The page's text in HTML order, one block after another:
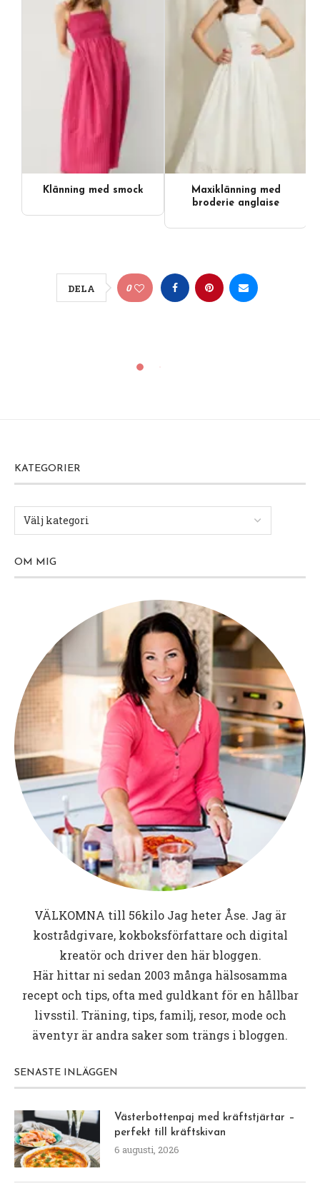
Klänning med smock
Maxiklänning med
broderie anglaise
DELA 0
KATEGORIER
OM MIG
VÄLKOMNA till 56kiloJag heter Åse. Jag är
kostrådgivare, kokboksförfattare och digital
kreatör och driver den här bloggen.
Här hittar ni sedan 2003 många hälsosamma
recept och tips, ofta med guldkant för en hållbar
livsstil. Träning, tips, familj, resor, mode och
äventyr är andra saker som trängs i bloggen.
SENASTE INLÄGGEN
Västerbottenpaj med kräftstjärtar –
perfekt till kräftskivan
6 augusti, 2026